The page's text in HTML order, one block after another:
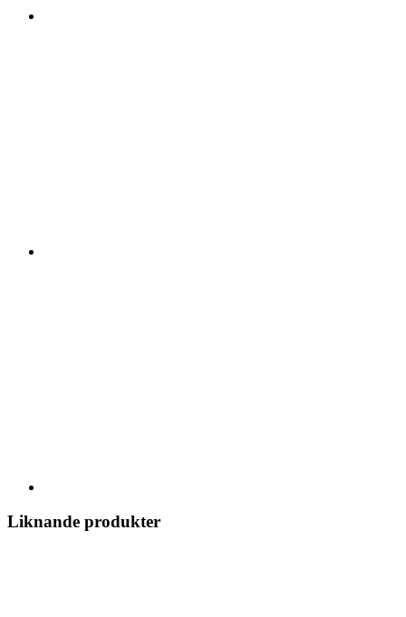
Liknande produkter